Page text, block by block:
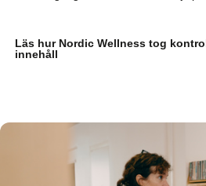
Läs hur Nordic Wellness tog
innehåll